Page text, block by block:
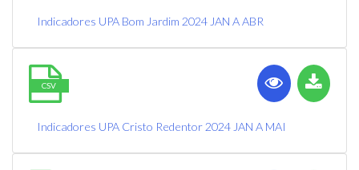
Indicadores UPA Bom Jardim 2024 JAN A ABR
CSV
Indicadores UPA Cristo Redentor 2024 JAN A MAI